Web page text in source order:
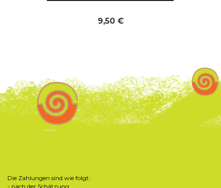
9,50 €
Die Zahlungen sind wie folgt:
- nach der Schätzung